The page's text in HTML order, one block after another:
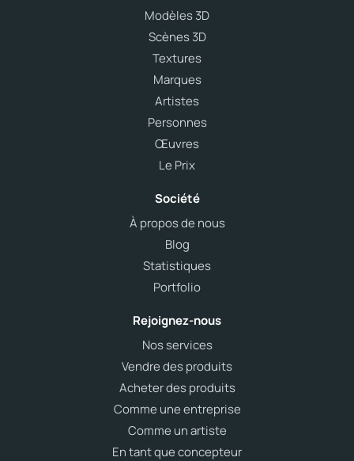
Modèles 3D
Scènes 3D
Textures
Marques
Artistes
Personnes
Œuvres
Le Prix
Société
À propos de nous
Blog
Statistiques
Portfolio
Rejoignez-nous
Nos services
Vendre des produits
Acheter des produits
Comme une entreprise
Comme un artiste
En tant que concepteur